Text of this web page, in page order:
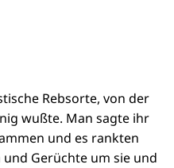
Rebsorte, von der
wußte. Man sagte ihr
und es rankten
Gerüchte um sie und